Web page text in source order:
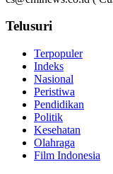
Telusuri
Terpopuler
Indeks
Nasional
Peristiwa
Pendidikan
Politik
Kesehatan
Olahraga
Film Indonesia